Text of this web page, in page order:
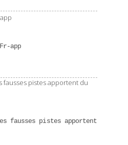
app
fausses pistes apportent